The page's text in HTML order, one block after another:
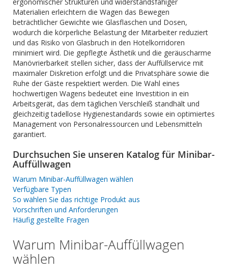
Materialien erleichtern die Wagen das Bewegen
beträchtlicher Gewichte wie Glasflaschen und Dosen,
wodurch die körperliche Belastung der Mitarbeiter reduziert
und das Risiko von Glasbruch in den Hotelkorridoren
minimiert wird. Die gepflegte Ästhetik und die geräuscharme
Manövrierbarkeit stellen sicher, dass der Auffüllservice mit
maximaler Diskretion erfolgt und die Privatsphäre sowie die
Ruhe der Gäste respektiert werden. Die Wahl eines
hochwertigen Wagens bedeutet eine Investition in ein
Arbeitsgerät, das dem täglichen Verschleiß standhält und
gleichzeitig tadellose Hygienestandards sowie ein optimiertes
Management von Personalressourcen und Lebensmitteln
garantiert.
Durchsuchen Sie unseren Katalog für Minibar-
Auffüllwagen
Warum Minibar-Auffüllwagen wählen
Verfügbare Typen
So wählen Sie das richtige Produkt aus
Vorschriften und Anforderungen
Häufig gestellte Fragen
Warum Minibar-Auffüllwagen
wählen